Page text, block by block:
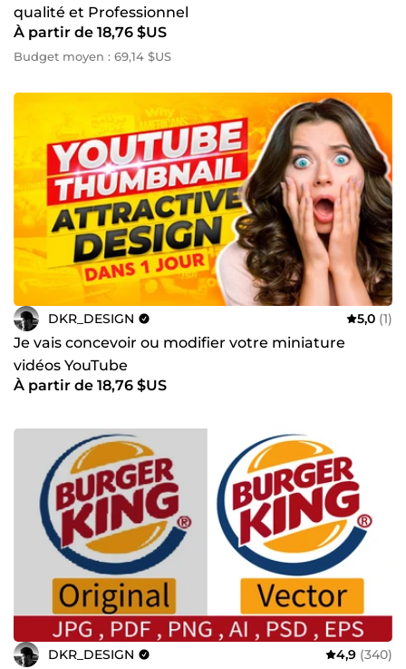
qualité et Professionnel
À partir de 18,76 $US
Budget moyen : 69,14 $US
DKR_DESIGN 5,0 (1)
Je vais concevoir ou modifier votre miniature
vidéos YouTube
À partir de 18,76 $US
DKR_DESIGN 4,9 (340)